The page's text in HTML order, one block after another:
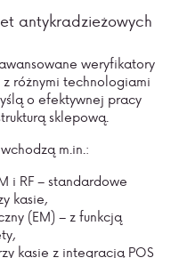
antykradzieżowych
weryfikatory
różnymi technologiami
o efektywnej pracy
sklepową.
m.in.:
i RF – standardowe
kasie,
(EM) – z funkcją
kasie z integracją POS